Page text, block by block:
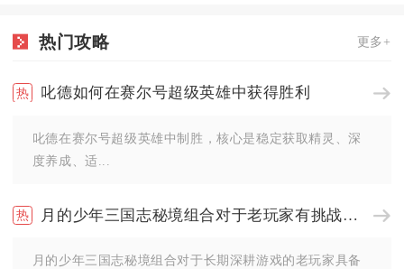
热门攻略 更多+
叱德如何在赛尔号超级英雄中获得胜利
叱德在赛尔号超级英雄中制胜，核心是稳定获取精灵、深
度养成、适...
月的少年三国志秘境组合对于老玩家有挑战性吗
月的少年三国志秘境组合对于长期深耕游戏的老玩家具备